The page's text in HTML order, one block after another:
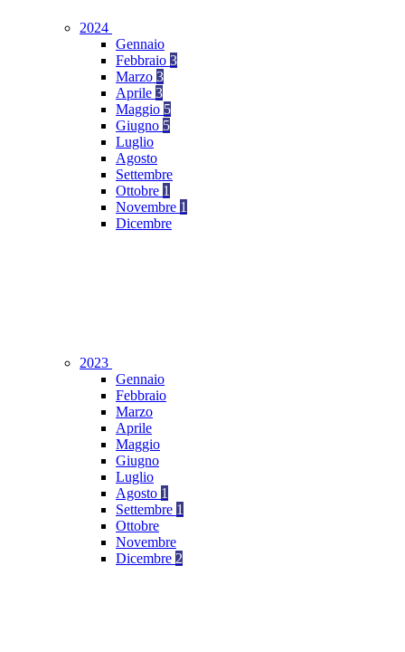
2024
Gennaio
Febbraio 3
Marzo 3
Aprile 3
Maggio 5
Giugno 5
Luglio
Agosto
Settembre
Ottobre 1
Novembre 1
Dicembre
2023
Gennaio
Febbraio
Marzo
Aprile
Maggio
Giugno
Luglio
Agosto 1
Settembre 1
Ottobre
Novembre
Dicembre 2